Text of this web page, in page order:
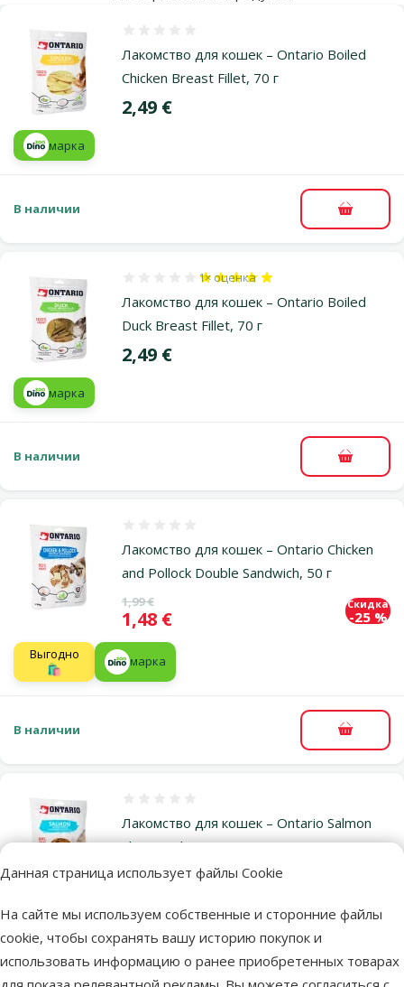
Данная страница использует файлы Cookie
На сайте мы используем собственные и сторонние файлы
cookie, чтобы сохранять вашу историю покупок и
использовать информацию о ранее приобретенных товарах
Лакомство для кошек – Ontario Boiled
Chicken Breast Fillet, 70 г
Цена
2,49 €
марка
В наличии В
Лакомство для кошек – Ontario Boiled
Duck Breast Fillet, 70 г
Оценка 100%, количество оценок: 1
1× оценка
Цена
2,49 €
марка
В наличии В
Лакомство для кошек – Ontario Chicken
and Pollock Double Sandwich, 50 г
Исходная цена
1,99 €
Цена
1,48 €
Скидка
-25 %
Выгодно
🛍️
марка
В наличии В
Лакомство для кошек – Ontario Salmon
Short Sticks, 50 г
Исходная цена
1,99 €
🛍️
марка